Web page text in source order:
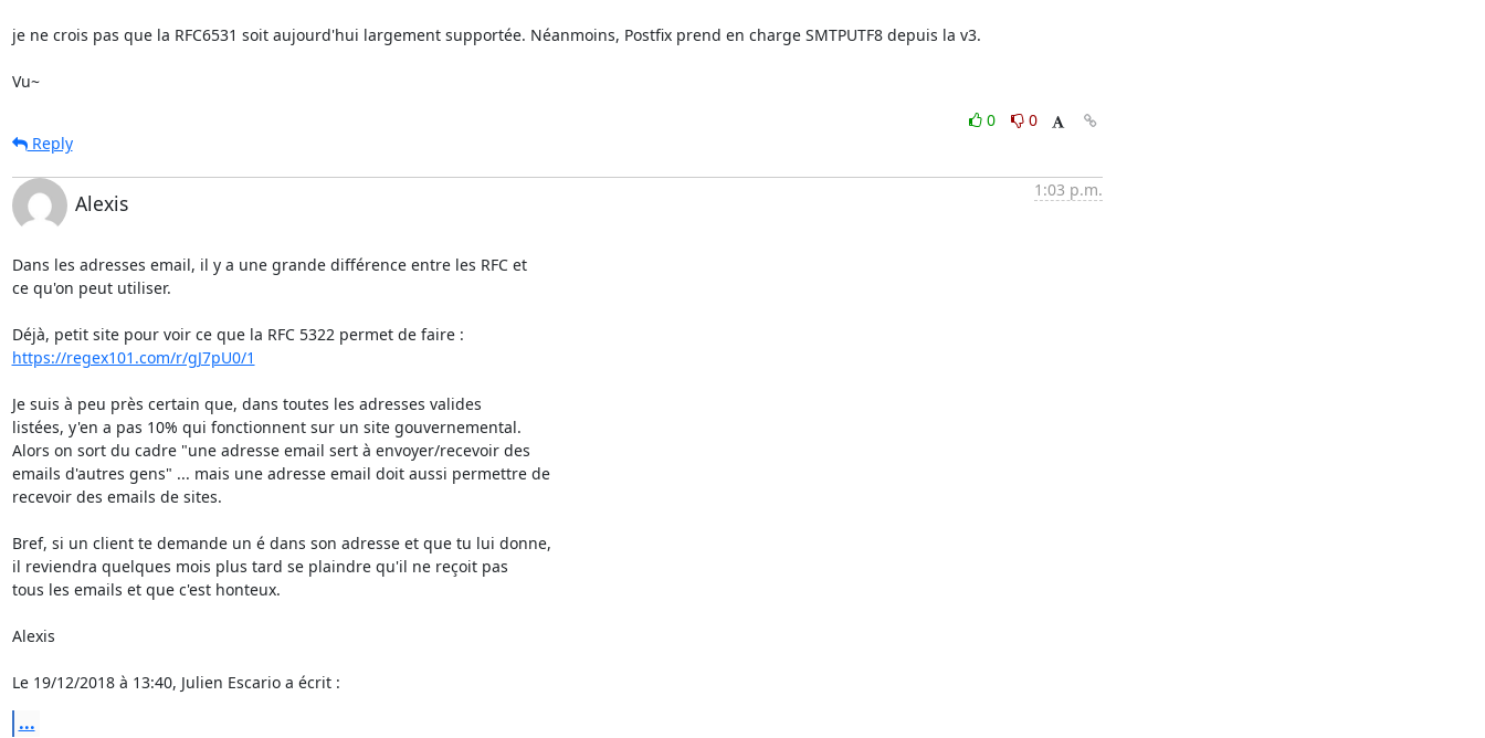
je ne crois pas que la RFC6531 soit aujourd'hui largement supportée. Néanmoins, Postfix prend en charge SMTPUTF8 depuis la v3.
Vu~
0
0
Reply
Alexis
1:03 p.m.
Dans les adresses email, il y a une grande différence entre les RFC et
ce qu'on peut utiliser.
https://regex101.com/r/gJ7pU0/1
Je suis à peu près certain que, dans toutes les adresses valides
listées, y'en a pas 10% qui fonctionnent sur un site gouvernemental.
Alors on sort du cadre "une adresse email sert à envoyer/recevoir des
emails d'autres gens" ... mais une adresse email doit aussi permettre de
recevoir des emails de sites.
Bref, si un client te demande un é dans son adresse et que tu lui donne,
il reviendra quelques mois plus tard se plaindre qu'il ne reçoit pas
tous les emails et que c'est honteux.
Alexis
Le 19/12/2018 à 13:40, Julien Escario a écrit :
...